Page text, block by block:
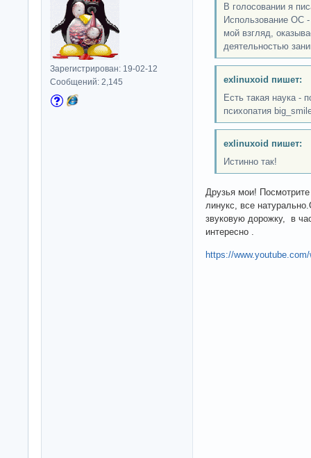
Зарегистрирован: 19-02-12
Сообщений: 2,145
В голосовании я
Использование OC
мой взгляд,
деятельностью
exlinuxoid пишет:
Есть такая наука -
психопатия
exlinuxoid пишет:
Истинно так!
Друзья мои!
линукс, все
звуковую дорожку, в
интересно .
https://